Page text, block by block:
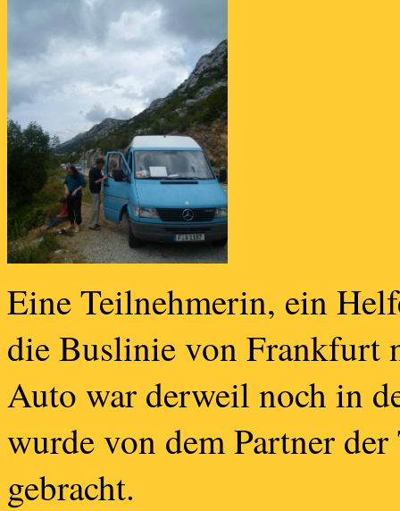
Eine Teilnehmerin, ein
die Buslinie von Frankfurt
Auto war derweil noch in
wurde von dem Partner
gebracht.